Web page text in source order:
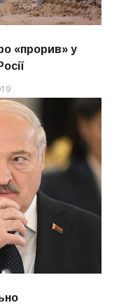
«прорив» у